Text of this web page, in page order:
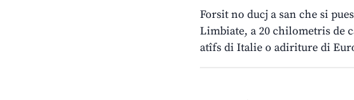
Forsit no ducj a san che si
Limbiate, a 20 chilometris de
atîfs di Italie o adiriture di